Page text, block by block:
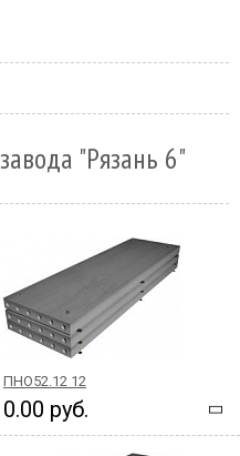
"Рязань 6"
ПНО52.12 12
0.00 руб.